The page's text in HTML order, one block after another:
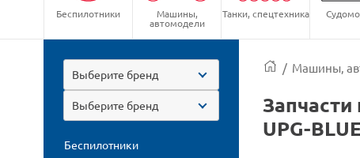
Беспилотники Машины,
автомодели
Танки, спецтехника
Выберите бренд
Выберите бренд
Беспилотники
/ Машины,
Запчасти
UPG-